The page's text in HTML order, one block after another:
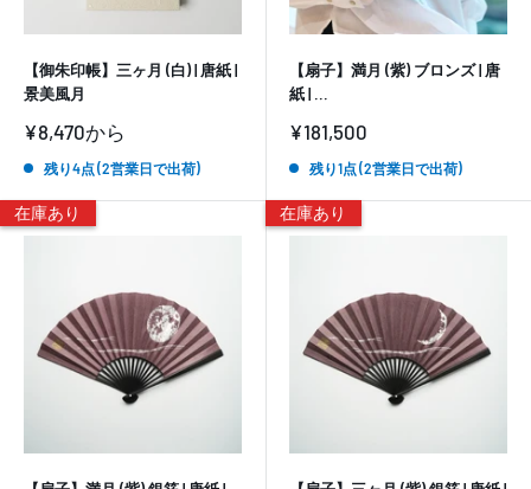
【御朱印帳】三ヶ月 (白) | 唐紙 |
景美風月
販
価
¥8,470から
残り4点 (2営業日で出荷)
【扇子】満月 (紫) ブロンズ | 唐
紙 | ...
販
価
¥181,500
残り1点 (2営業日で出荷)
在庫あり 在庫あり